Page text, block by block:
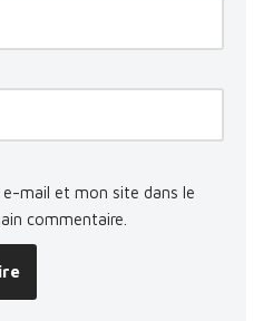
mail et mon site dans le
commentaire.